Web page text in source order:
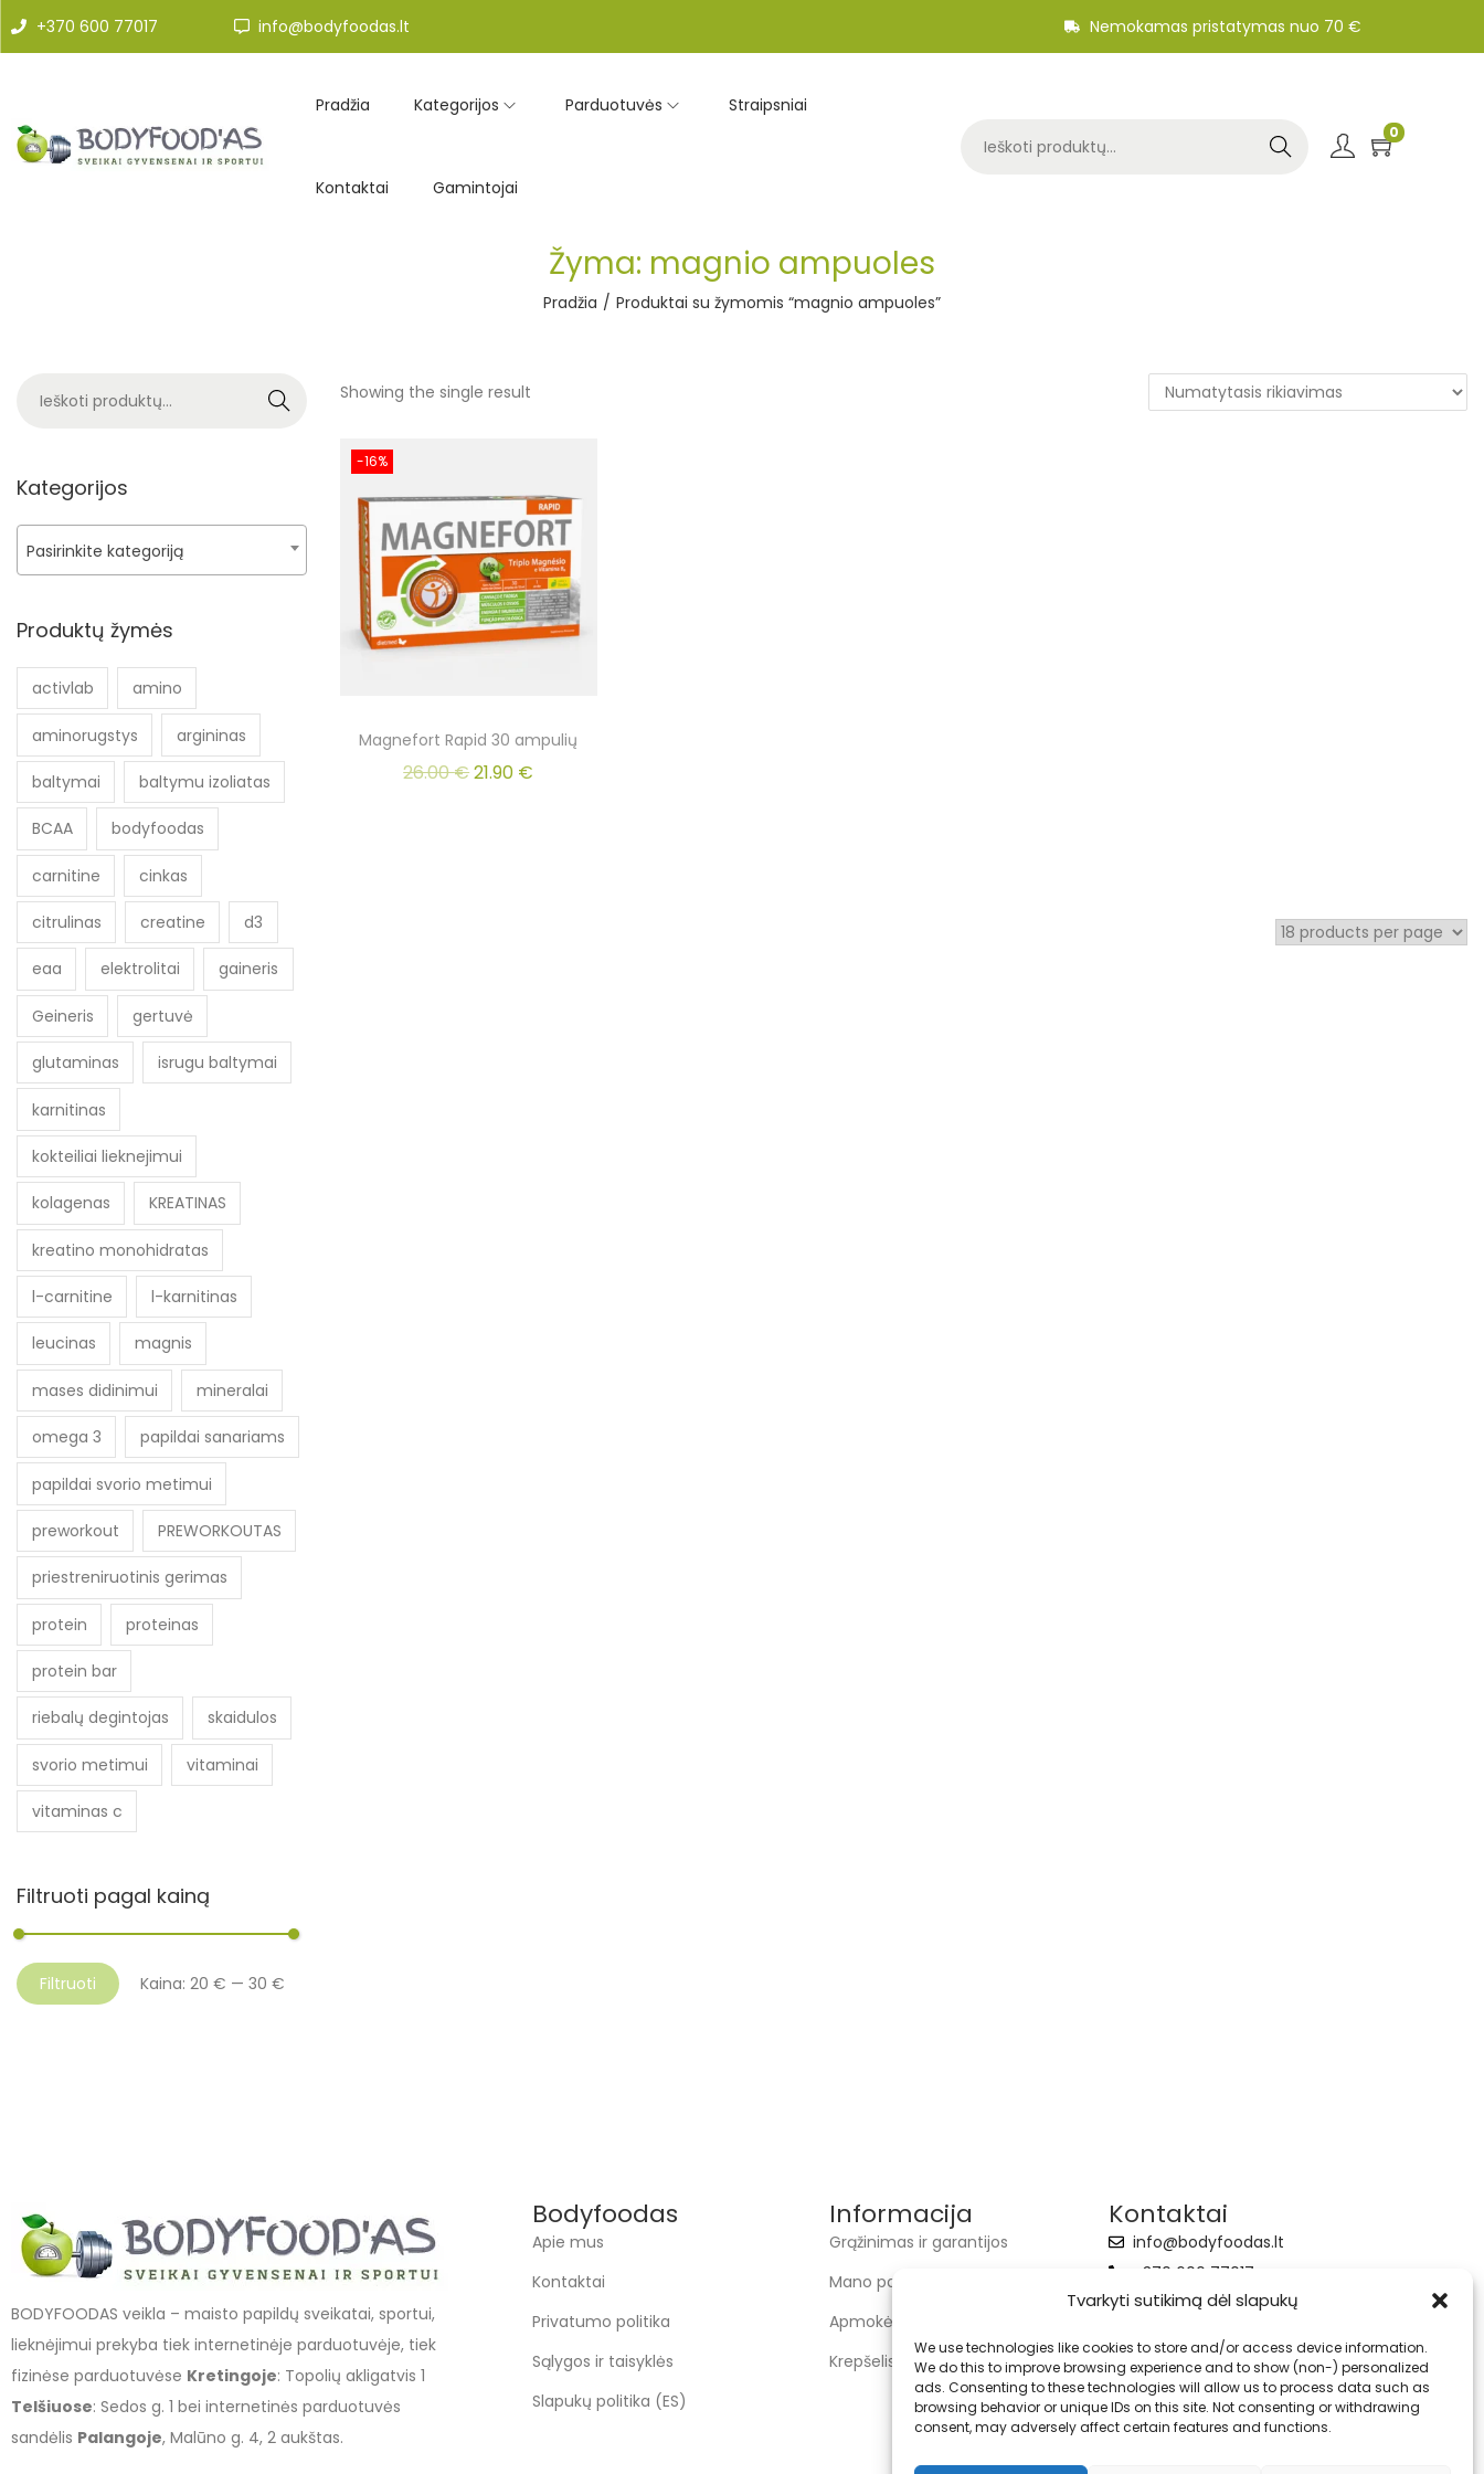
Tvarkyti sutikimą dėl slapukų
We use technologies like cookies to store and/or access device information.
We do this to improve browsing experience and to show (non-) personalized
ads. Consenting to these technologies will allow us to process data such as
browsing behavior or unique IDs on this site. Not consenting or withdrawing
consent, may adversely affect certain features and functions.
+370 600 77017 info@bodyfoodas.lt Nemokamas pristatymas nuo 70 €
Pradžia Kategorijos Parduotuvės Straipsniai
Kontaktai Gamintojai
Search
0
Žyma: magnio ampuoles
Pradžia / Produktai su žymomis “magnio ampuoles”
Showing the single result
-16%
Magnefort Rapid 30 ampulių
26.00€21.90 €
Search
Kategorijos
Pasirinkite kategoriją
Produktų žymės
activlab amino
aminorugstys argininas
baltymai baltymu izoliatas
BCAA bodyfoodas
carnitine cinkas
citrulinas creatine d3
eaa elektrolitai gaineris
Geineris gertuvė
glutaminas isrugu baltymai
karnitinas
kokteiliai lieknejimui
kolagenas KREATINAS
kreatino monohidratas
l-carnitine l-karnitinas
leucinas magnis
mases didinimui mineralai
omega 3 papildai sanariams
papildai svorio metimui
preworkout PREWORKOUTAS
priestreniruotinis gerimas
protein proteinas
protein bar
riebalų degintojas skaidulos
svorio metimui vitaminai
vitaminas c
Filtruoti pagal kainą
Filtruoti Kaina: 20 € — 30 €
BODYFOODAS veikla – maisto papildų sveikatai, sportui,
lieknėjimui prekyba tiek internetinėje parduotuvėje, tiek
fizinėse parduotuvėse Kretingoje: Topolių akligatvis 1
Telšiuose: Sedos g. 1 bei internetinės parduotuvės
sandėlis Palangoje, Malūno g. 4, 2 aukštas.
Bodyfoodas
Apie mus
Kontaktai
Privatumo politika
Sąlygos ir taisyklės
Slapukų politika (ES)
Informacija
Grąžinimas ir garantijos
Mano paskyra
Apmokėjimas
Krepšelis
Kontaktai
info@bodyfoodas.lt
+370 600 77017